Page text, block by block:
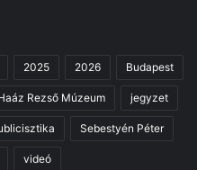
2025 2026 Budapest
Rezső Múzeum jegyzet
Sebestyén Péter
videó